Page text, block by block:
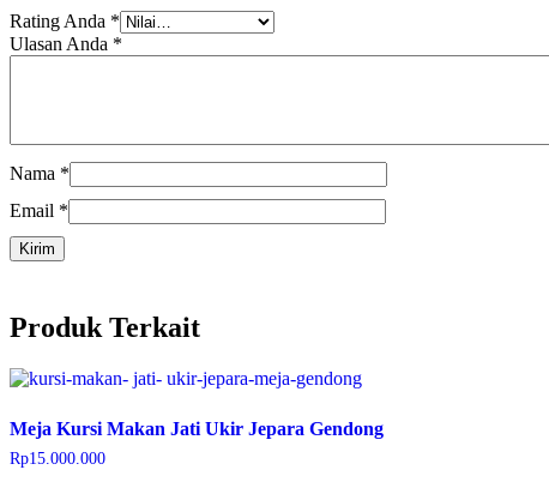
Rating Anda *
Ulasan Anda *
Nama *
Email *
Produk Terkait
Meja Kursi Makan Jati Ukir Jepara Gendong
Rp15.000.000